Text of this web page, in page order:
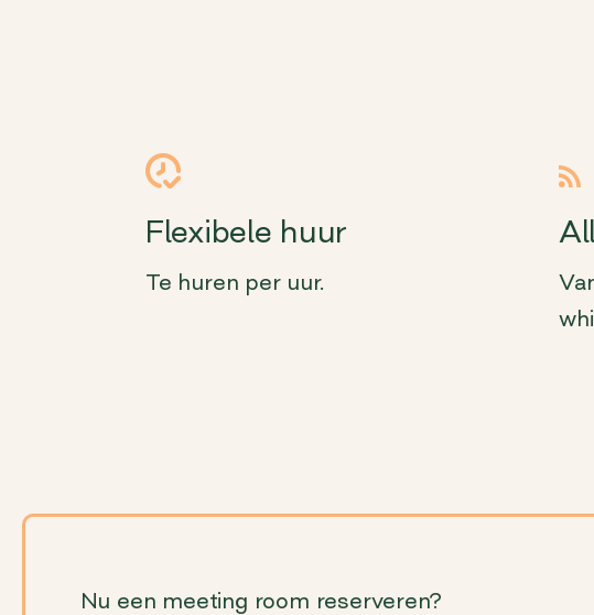
Flexibele huur
Te huren per uur.
Nu een meeting room reserveren?